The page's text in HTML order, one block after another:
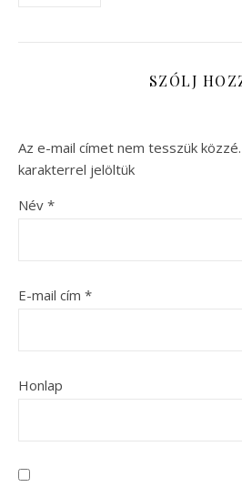
SZÓLJ
Az e-mail címet nem tesszük közzé.
karakterrel jelöltük
Név *
E-mail cím *
Honlap